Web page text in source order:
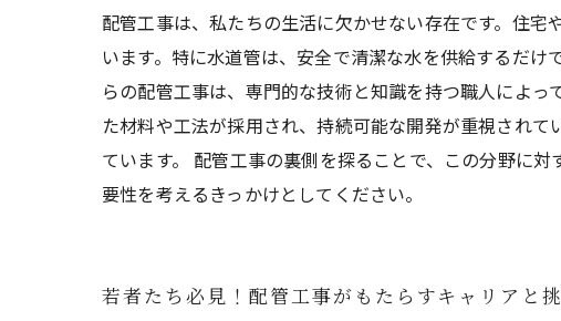
配管工事は、私たちの生活に欠かせない存在です。住
います。特に水道管は、安全で清潔な水を供給するだ
らの配管工事は、専門的な技術と知識を持つ職人によ
た材料や工法が採用され、持続可能な開発が重視され
ています。 配管工事の裏側を探ることで、この分野に
要性を考えるきっかけとしてください。
若者たち必見！配管工事がもたらすキャリアと